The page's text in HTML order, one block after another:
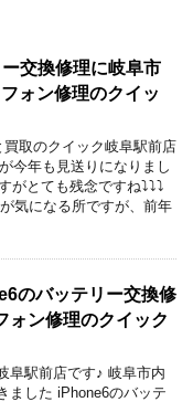
交換修理に岐阜市
ォン修理のクイッ
取のクイック岐阜駅前店
今年も見送りになりまし
がとても残念ですね⤵⤵⤵
気になる所ですが、前年
のバッテリー交換修
ォン修理のクイック
阜駅前店です♪ 岐阜市内
ました iPhone6のバッテ